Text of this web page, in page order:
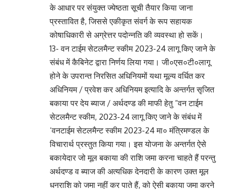
के आधार पर संयुक्त ज्येष्ठता सूची तैयार किया जाना
प्रस्तावित है, जिससे एकीकृत संवर्ग के रूप सहायक
कोषाधिकारी से अग्रेत्तर पदोन्नति की व्यवस्था हो सकें।
13- वन टाईम सेटलमैन्ट स्कीम 2023-24 लागू किए जाने के
संबंध में कैबिनेट द्वारा निर्णय लिया गया। जी०एस०टी०लागू
होने के उपरान्त निरसित अधिनियमों यथा मूल्य वर्धित कर
अधिनियम / प्रवेश कर अधिनियम इत्यादि के अन्तर्गत सृजित
बकाया पर देय ब्याज / अर्थदण्ड की माफी हेतु “वन टाईम
सेटलमैन्ट स्कीम, 2023-24 लागू किए जाने के संबंध में
‘वनटाईम सेटलमैन्ट स्कीम 2023-24 मा० मंत्रिमण्डल के
विचारार्थ प्रस्तुत किया गया। इस योजना के अन्तर्गत ऐसे
बकायेदार जो मूल बकाया की राशि जमा करना चाहते हैं परन्तु
अर्थदण्ड व ब्याज की अत्यधिक देनदारी के कारण उक्त मूल
धनराशि को जमा नहीं कर पाते हैं, को ऐसी बकाया जमा करने